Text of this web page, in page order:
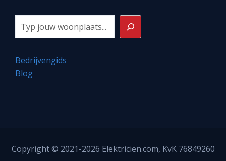
Zoeken
Bedrijvengids
Blog
Copyright © 2021-2026 Elektricien.com, KvK 76849260